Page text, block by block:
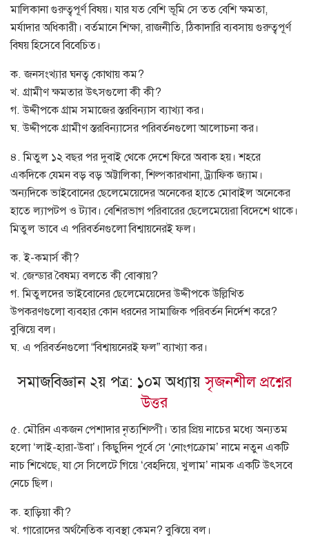
মালিকানা গুরুত্বপূর্ণ বিষয়। যার যত বেশি ভূমি সে তত বেশি ক্ষমতা,
মর্যাদার অধিকারী। বর্তমানে শিক্ষা, রাজনীতি, ঠিকাদারি ব্যবসায় গুরুত্বপূর্ণ
বিষয় হিসেবে বিবেচিত।
ক. জনসংখ্যার ঘনত্ব কোথায় কম?
খ. গ্রামীণ ক্ষমতার উৎসগুলো কী কী?
গ. উদ্দীপকে গ্রাম সমাজের স্তরবিন্যাস ব্যাখ্যা কর।
ঘ. উদ্দীপকে গ্রামীণ স্তরবিন্যাসের পরিবর্তনগুলো আলোচনা কর।
৪. মিতুল ১২ বছর পর দুবাই থেকে দেশে ফিরে অবাক হয়। শহরে
একদিকে যেমন বড় বড় অট্টালিকা, শিল্পকারখানা, ট্র্যাফিক জ্যাম।
অন্যদিকে ভাইবোনের ছেলেমেয়েদের অনেকের হাতে মোবাইল অনেকের
হাতে ল্যাপটপ ও ট্যাব। বেশিরভাগ পরিবারের ছেলেমেয়েরা বিদেশে থাকে।
মিতুল ভাবে এ পরিবর্তনগুলো বিশ্বায়নেরই ফল।
ক. ই-কমার্স কী?
খ. জেন্ডার বৈষম্য বলতে কী বোঝায়?
গ. মিতুলদের ভাইবোনের ছেলেমেয়েদের উদ্দীপকে উল্লিখিত
উপকরণগুলো ব্যবহার কোন ধরনের সামাজিক পরিবর্তন নির্দেশ করে?
বুঝিয়ে বল।
ঘ. এ পরিবর্তনগুলো “বিশ্বায়নেরই ফল” ব্যাখ্যা কর।
সমাজবিজ্ঞান ২য় পত্র: ১০ম অধ্যায়সৃজনশীল প্রশ্নের
উত্তর
৫. মৌরিন একজন পেশাদার নৃত্যশিল্পী। তার প্রিয় নাচের মধ্যে অন্যতম
হলো ‘লাই-হারা-উবা’। কিছুদিন পূর্বে সে ‘নোংগক্রোম’ নামে নতুন একটি
নাচ শিখেছে, যা সে সিলেটে গিয়ে ‘বেহদিয়ে, খুলাম’ নামক একটি উৎসবে
নেচে ছিল।
ক. হাড়িয়া কী?
খ. গারোদের অর্থনৈতিক ব্যবস্থা কেমন? বুঝিয়ে বল।